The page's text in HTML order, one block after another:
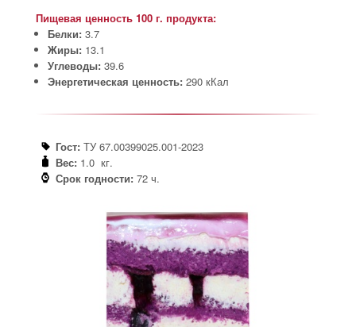
Пищевая ценность 100 г. продукта:
Белки: 3.7
Жиры: 13.1
Углеводы: 39.6
Энергетическая ценность: 290 кКал
Гост: ТУ 67.00399025.001-2023
Вес: 1.0 кг.
Срок годности: 72 ч.